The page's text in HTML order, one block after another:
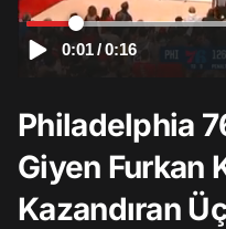
0:01/0:16
Philadelphia
Giyen Furkan
Kazandıran